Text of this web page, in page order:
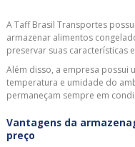
A Taff Brasil Transportes
armazenar alimentos
preservar suas características
Além disso, a empresa possui
temperatura e umidade do
permaneçam sempre em
Vantagens da
preço